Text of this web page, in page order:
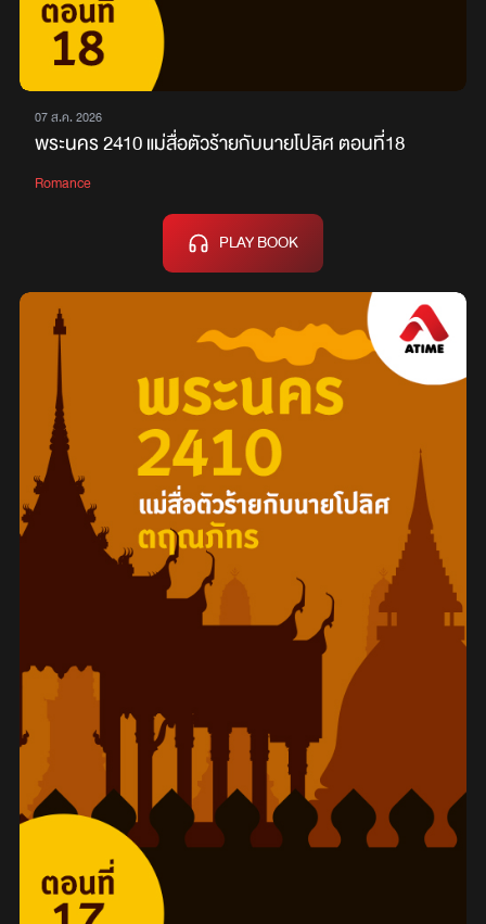
07 ส.ค. 2026
พระนคร 2410 แม่สื่อตัวร้ายกับนายโปลิศ ตอนที่18
Romance
PLAY BOOK